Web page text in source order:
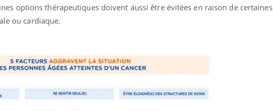
options thérapeutiques doivent aussi être évitées en raison de certaines
ou cardiaque.